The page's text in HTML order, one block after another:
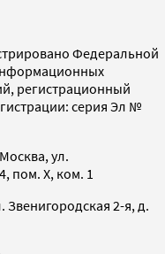
Федеральной
регистрационный
серия Эл №
ул.
пом. X, ком. 1
Звенигородская 2-я, д.